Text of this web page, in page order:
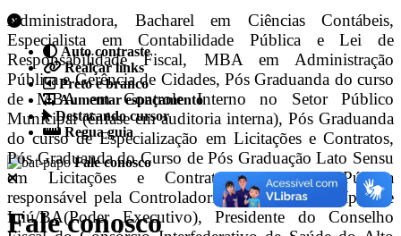
Auto contraste
Realçar links
Preto e branco
Aumentar espaçamento
Destacando cursor
Regua guia
Fale conosco
Fale conosco
Administradora, Bacharel em Ciências Contábeis,
Especialista em Contabilidade Pública e Lei de
Responsabilidade Fiscal, MBA em Administração
Pública e Gerência de Cidades, Pós Graduanda do curso
de MBA em Controle Interno no Setor Público
Municipal (ênfase em auditoria interna), Pós Graduanda
do curso de Especialização em Licitações e Contratos,
Pós Graduanda do Curso de Pós Graduação Lato Sensu
em Licitações e Contratos. Servidora Pública
responsável pela Controladoria Geral do Município de
Iuiú/BA(Poder Executivo), Presidente do Conselho